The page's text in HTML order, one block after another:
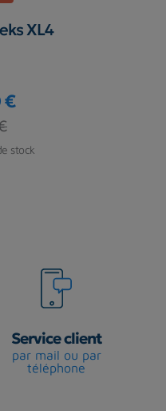
XL4
€
stock
Service client
par mail ou par
téléphone